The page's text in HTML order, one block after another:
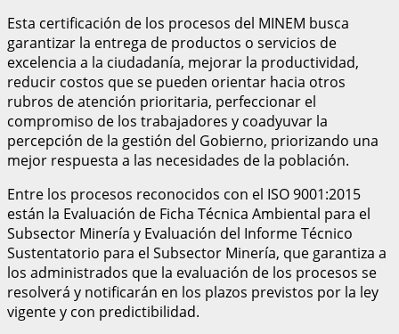
Esta certificación de los procesos del MINEM busca
garantizar la entrega de productos o servicios de
excelencia a la ciudadanía, mejorar la productividad,
reducir costos que se pueden orientar hacia otros
rubros de atención prioritaria, perfeccionar el
compromiso de los trabajadores y coadyuvar la
percepción de la gestión del Gobierno, priorizando una
mejor respuesta a las necesidades de la población.
Entre los procesos reconocidos con el ISO 9001:2015
están la Evaluación de Ficha Técnica Ambiental para el
Subsector Minería y Evaluación del Informe Técnico
Sustentatorio para el Subsector Minería, que garantiza a
los administrados que la evaluación de los procesos se
resolverá y notificarán en los plazos previstos por la ley
vigente y con predictibilidad.